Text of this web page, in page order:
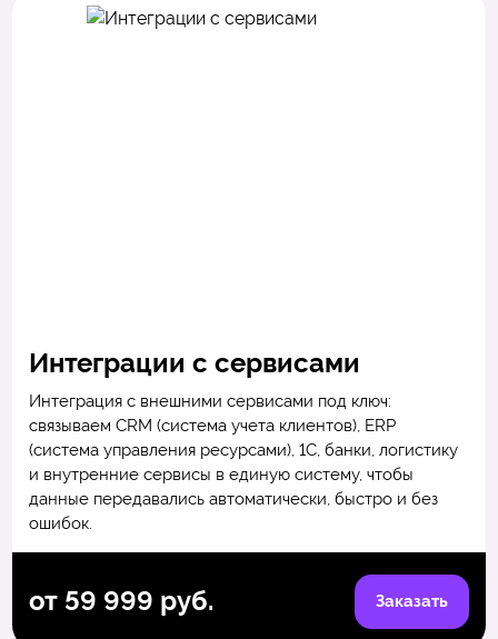
Интеграции с сервисами
Интеграция с внешними сервисами под ключ:
связываем CRM (система учета клиентов), ERP
(система управления ресурсами), 1С, банки, логистику
и внутренние сервисы в единую систему, чтобы
данные передавались автоматически, быстро и без
ошибок.
от 59 999 руб. Заказать